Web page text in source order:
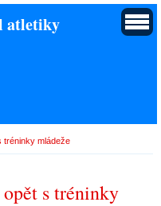
atletiky
tréninky mládeže
s tréninky